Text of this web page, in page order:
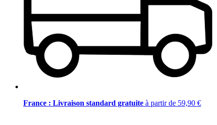
France : Livraison standard gratuite à partir de 59,90 €